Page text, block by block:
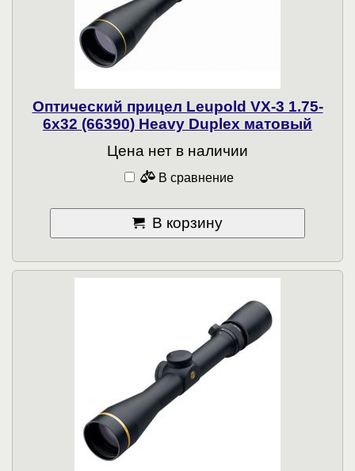
Оптический прицел Leupold VX-3 1.75-
6x32 (66390) Heavy Duplex матовый
Цена нет в наличии
В сравнение
В корзину